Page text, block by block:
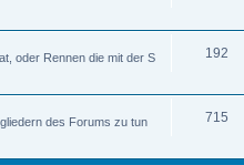
oder Rennen die mit der S
192
des Forums zu tun
715